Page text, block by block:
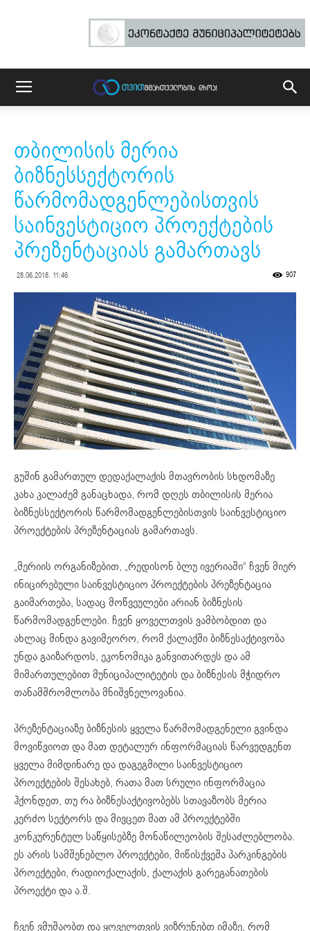
თბილისის მერია
ბიზნესსექტორის
წარმომადგენლებისთვის
საინვესტიციო პროექტების
პრეზენტაციას გამართავს
28.06.2018. 11:46 907
გუშინ გამართულ დედაქალაქის მთავრობის სხდომაზე
კახა კალაძემ განაცხადა, რომ დღეს თბილისის მერია
ბიზნესსექტორის წარმომადგენლებისთვის საინვესტიციო
პროექტების პრეზენტაციას გამართავს.
„მერიის ორგანიზებით, „რედისონ ბლუ ივერიაში“ ჩვენ მიერ
ინიცირებული საინვესტიციო პროექტების პრეზენტაცია
გაიმართება, სადაც მოწვეულები არიან ბიზნესის
წარმომადგენლები. ჩვენ ყოველთვის ვამბობდით და
ახლაც მინდა გავიმეორო, რომ ქალაქში ბიზნესაქტივობა
უნდა გაიზარდოს, ეკონომიკა განვითარდეს და ამ
მიმართულებით მუნიციპალიტეტის და ბიზნესის მჭიდრო
თანამშრომლობა მნიშვნელოვანია.
პრეზენტაციაზე ბიზნესის ყველა წარმომადგენელი გვინდა
მოვიწვიოთ და მათ დეტალურ ინფორმაციას წარვუდგენთ
ყველა მიმდინარე და დაგეგმილი საინვესტიციო
პროექტების შესახებ, რათა მათ სრული ინფორმაცია
ჰქონდეთ, თუ რა ბიზნესაქტივობებს სთავაზობს მერია
კერძო სექტორს და მივცეთ მათ ამ პროექტებში
კონკურენტულ საწყისებზე მონაწილეობის შესაძლებლობა.
ეს არის სამშენებლო პროექტები, მიწისქვეშა პარკინგების
პროექტები, რადიოქალაქის, ქალაქის გარეგანათების
პროექტი და ა.შ.
ჩვენ ვმუშაობთ და ყოველთვის ვიზრუნებთ იმაზე, რომ